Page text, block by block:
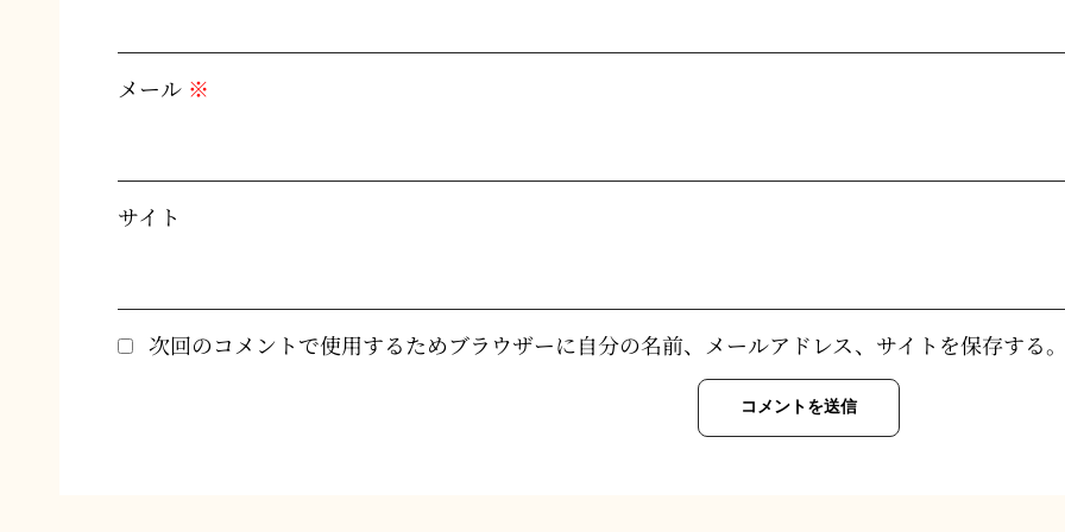
メール ※
サイト
次回のコメントで使用するためブラウザーに自分の名前、メールアドレス、サイトを保存する